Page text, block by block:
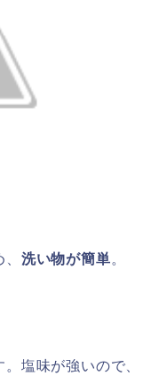
洗い物が簡単。
塩味が強いので、